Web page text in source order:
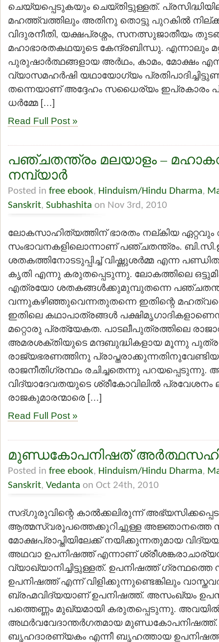
ചെയ്യപ്പെടുകയും ചെയ്തിട്ടുള്ളത്.
മഹത്ത്വത്തിലും അതിനു തൊട്ടു പുറകില്‍
വിദുരനീതി, യക്ഷപ്രശ്നം, സനത്സുജാതീയം
മഹാഭാരതകഥയുടെ കേന്ദ്രബിന്ധു. എന്നാലും
പുരുഷാര്‍ത്ഥങ്ങളായ അര്‍ഥം, കാമം, മോക്ഷം
വ്യാസമഹര്‍ഷി യഥായോഗ്യം
തന്നെയാണ് അദ്ദേഹം സധൈര്യം ഇപ്രകാരം
ധര്‍മ്മേ […]
Read Full Post »
പഞ്ചതന്ത്രം മലയാളം –
നമ്പ്യാര്‍
Posted in free ebook, Hinduism/Hindu Dharma,
Sanskrit, Subhashita on Nov 3rd, 2010
ലോകസാഹിത്യത്തിന് ഭാരതം നല്കിയ
സംഭാവനകളിലൊന്നാണ് പഞ്ചതന്ത്രം.
ശതകത്തിനോടടുപ്പിച്ച് വിഷ്ണുശര്‍മ്മ എന്ന
കൃതി എന്നു കരുതപ്പെടുന്നു. ലോകത്തിലെ
എത്രയോ ശതകങ്ങള്‍ക്കുമുമ്പുതന്നെ
വന്നുകഴിഞ്ഞുവെന്നതുതന്നെ ഇതിന്റെ
ഇതിലെ കഥാപാത്രങ്ങള്‍
മറ്റൊരു പ്രത്യേകത. പാടലീപുത്രത്തിലെ
അമരശക്തിയുടെ മന്ദബുദ്ധികളായ മൂന്നു
രാജ്യഭരണത്തിനു
രാജനീതിഗ്രന്ഥം രചിച്ചതെന്നു പറയപ്പെടുന്നു.
വിദ്യാദേവതയുടെ ശ്രീകോവിലില്‍ പ്രവേശനം
രാജകുമാരന്മാരെ […]
Read Full Post »
മുണ്ഡകോപനിഷത്
Posted in free ebook, Hinduism/Hindu Dharma,
Sanskrit, Vedanta on Oct 24th, 2010
സദ്ഗുരുവിന്റെ കാല്‍ക്കലിരുന്ന്
ആത്മസ്വരൂപത്തെക്കുറിച്ചുള്ള അജ്ഞാനത്തെ
മോക്ഷപ്രാപ്തിയിലേക്ക് നയിക്കുന്നതുമായ
അഥവാ ഉപനിഷത്ത് എന്നാണ്
വ്യാഖ്യാനിച്ചിട്ടുള്ളത്. ഉപനിഷത്ത് ഗ്രന്ഥത്തെ
ഉപനിഷത്ത് എന്ന് വിളിക്കുന്നുണ്ടെങ്കിലും
ബ്രഹ്മവിദ്യയാണ് ഉപനിഷത്ത്. അസംഖ്യം
പത്തെണ്ണം മുഖ്യമായി കരുതപ്പെടുന്നു.
അഥര്‍വവേദാന്തര്‍ഗതമായ മുണ്ഡകോപനിഷത്ത്.
ബൃഹദാരണ്യകം എന്നീ ബൃഹത്തായ